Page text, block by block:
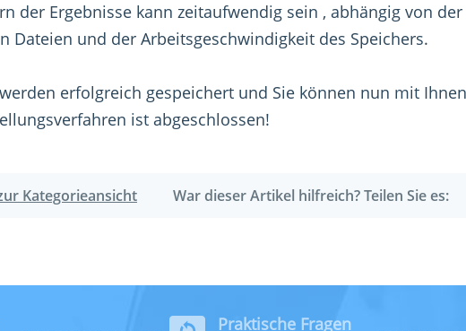
der Ergebnisse kann zeitaufwendig sein , abhängig von
Dateien und der Arbeitsgeschwindigkeit des Speichers.
erfolgreich gespeichert und Sie können nun mit
ist abgeschlossen!
Kategorieansicht War dieser Artikel hilfreich? Teilen Sie es:
Praktische Fragen